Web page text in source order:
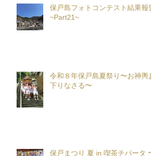
保戸島フォトコンテスト結果報告
~Part21~
令和８年保戸島夏祭り〜お神輿お
下りなさる〜
保戸まつり 夏 in 喫茶チパータ 〜